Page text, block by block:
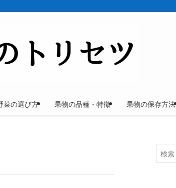
菜の選び方 果物の品種・特徴 果物の保存方法